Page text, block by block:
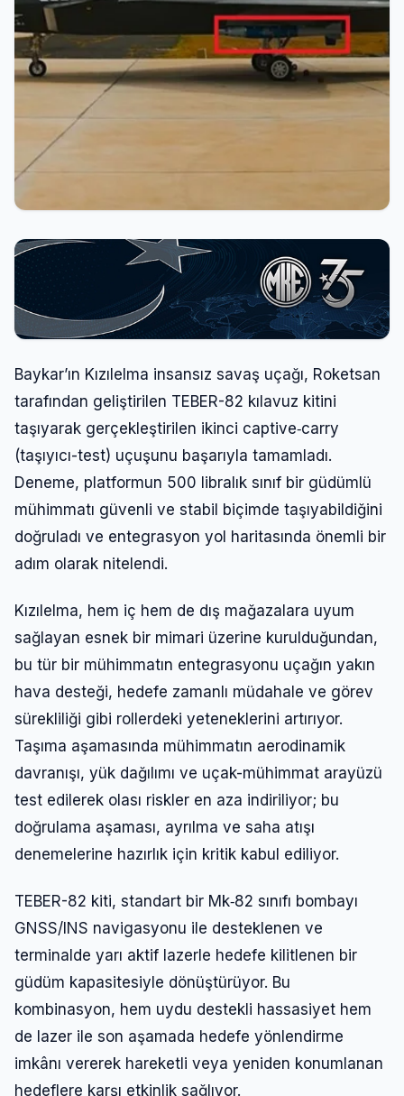
Baykar’ın Kızılelma insansız savaş uçağı, Roketsan
tarafından geliştirilen TEBER-82 kılavuz kitini
taşıyarak gerçekleştirilen ikinci captive‑carry
(taşıyıcı-test) uçuşunu başarıyla tamamladı.
Deneme, platformun 500 libralık sınıf bir güdümlü
mühimmatı güvenli ve stabil biçimde taşıyabildiğini
doğruladı ve entegrasyon yol haritasında önemli bir
adım olarak nitelendi.
Kızılelma, hem iç hem de dış mağazalara uyum
sağlayan esnek bir mimari üzerine kurulduğundan,
bu tür bir mühimmatın entegrasyonu uçağın yakın
hava desteği, hedefe zamanlı müdahale ve görev
sürekliliği gibi rollerdeki yeteneklerini artırıyor.
Taşıma aşamasında mühimmatın aerodinamik
davranışı, yük dağılımı ve uçak-mühimmat arayüzü
test edilerek olası riskler en aza indiriliyor; bu
doğrulama aşaması, ayrılma ve saha atışı
denemelerine hazırlık için kritik kabul ediliyor.
TEBER-82 kiti, standart bir Mk‑82 sınıfı bombayı
GNSS/INS navigasyonu ile desteklenen ve
terminalde yarı aktif lazerle hedefe kilitlenen bir
güdüm kapasitesiyle dönüştürüyor. Bu
kombinasyon, hem uydu destekli hassasiyet hem
de lazer ile son aşamada hedefe yönlendirme
imkânı vererek hareketli veya yeniden konumlanan
hedeflere karşı etkinlik sağlıyor.